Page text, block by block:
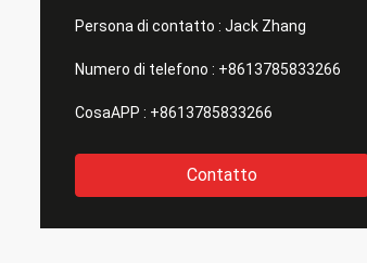
Persona di contatto : Jack Zhang
Numero di telefono : +8613785833266
CosaAPP : +8613785833266
Contatto